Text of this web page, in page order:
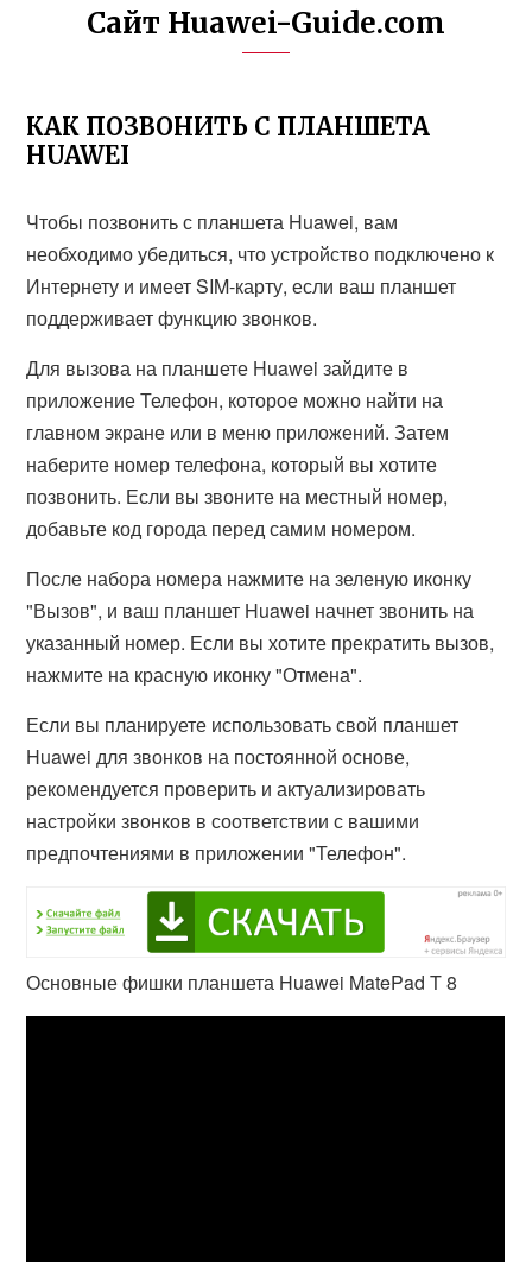
Сайт Huawei-Guide.com
КАК ПОЗВОНИТЬ С ПЛАНШЕТА
HUAWEI
Чтобы позвонить с планшета Huawei, вам
необходимо убедиться, что устройство подключено к
Интернету и имеет SIM-карту, если ваш планшет
поддерживает функцию звонков.
Для вызова на планшете Huawei зайдите в
приложение Телефон, которое можно найти на
главном экране или в меню приложений. Затем
наберите номер телефона, который вы хотите
позвонить. Если вы звоните на местный номер,
добавьте код города перед самим номером.
После набора номера нажмите на зеленую иконку
"Вызов", и ваш планшет Huawei начнет звонить на
указанный номер. Если вы хотите прекратить вызов,
нажмите на красную иконку "Отмена".
Если вы планируете использовать свой планшет
Huawei для звонков на постоянной основе,
рекомендуется проверить и актуализировать
настройки звонков в соответствии с вашими
предпочтениями в приложении "Телефон".
Основные фишки планшета Huawei MatePad T 8